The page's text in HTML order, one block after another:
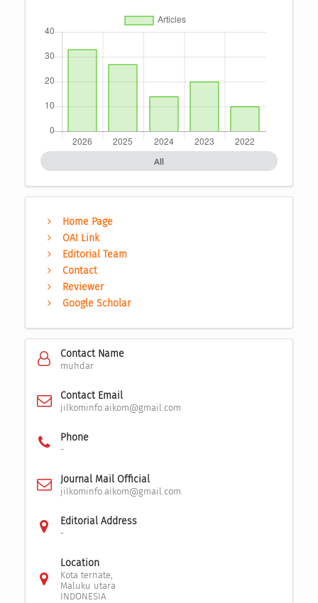
All
Home Page
OAI Link
Editorial Team
Contact
Reviewer
Google Scholar
Contact Name
muhdar
Contact Email
jilkominfo.aikom@gmail.com
Phone
-
Journal Mail Official
jilkominfo.aikom@gmail.com
Editorial Address
-
Location
Kota ternate,
Maluku utara
INDONESIA